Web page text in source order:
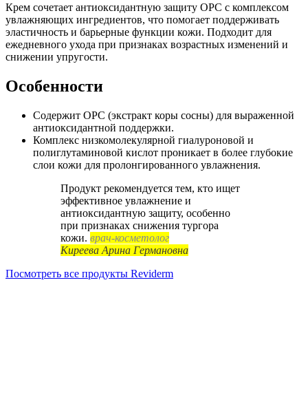
Крем сочетает антиоксидантную защиту OPC с комплексом
увлажняющих ингредиентов, что помогает поддерживать
эластичность и барьерные функции кожи. Подходит для
ежедневного ухода при признаках возрастных изменений и
снижении упругости.
Особенности
Содержит OPC (экстракт коры сосны) для выраженной
антиоксидантной поддержки.
Комплекс низкомолекулярной гиалуроновой и
полиглутаминовой кислот проникает в более глубокие
слои кожи для пролонгированного увлажнения.
Продукт рекомендуется тем, кто ищет
эффективное увлажнение и
антиоксидантную защиту, особенно
при признаках снижения тургора
кожи. врач-косметолог
Киреева Арина Германовна
Посмотреть все продукты Reviderm